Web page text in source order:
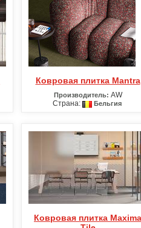
Ковровая плитка Mantra
Производитель: AW
Страна:
Бельгия
Ковровая плитка Maxima